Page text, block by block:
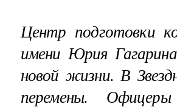
Центр подготовки
имени Юрия
новой жизни. В
перемены.